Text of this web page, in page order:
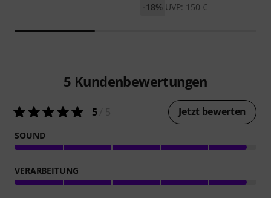
UVP: 150 €
-18%
5 Kundenbewertungen
5/ 5 Jetzt bewerten
SOUND
VERARBEITUNG